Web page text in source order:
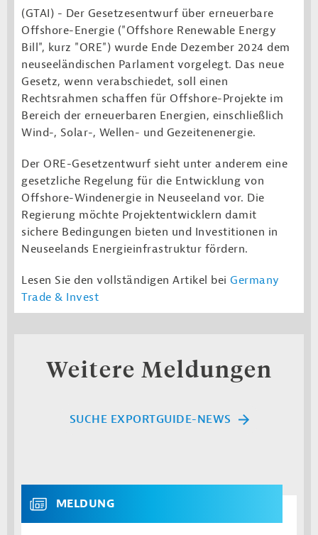
(GTAI) - Der Gesetzesentwurf über erneuerbare
Offshore-Energie ("Offshore Renewable Energy
Bill", kurz "ORE") wurde Ende Dezember 2024 dem
neuseeländischen Parlament vorgelegt. Das neue
Gesetz, wenn verabschiedet, soll einen
Rechtsrahmen schaffen für Offshore-Projekte im
Bereich der erneuerbaren Energien, einschließlich
Wind-, Solar-, Wellen- und Gezeitenenergie.
Der ORE-Gesetzentwurf sieht unter anderem eine
gesetzliche Regelung für die Entwicklung von
Offshore-Windenergie in Neuseeland vor. Die
Regierung möchte Projektentwicklern damit
sichere Bedingungen bieten und Investitionen in
Neuseelands Energieinfrastruktur fördern.
Lesen Sie den vollständigen Artikel bei Germany
Trade & Invest
Weitere Meldungen
SUCHE EXPORTGUIDE-NEWS
MELDUNG